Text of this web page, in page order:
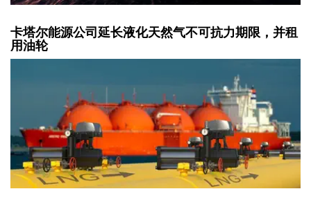
卡塔尔能源公司延长液化天然气不可抗力期限，并租
用油轮